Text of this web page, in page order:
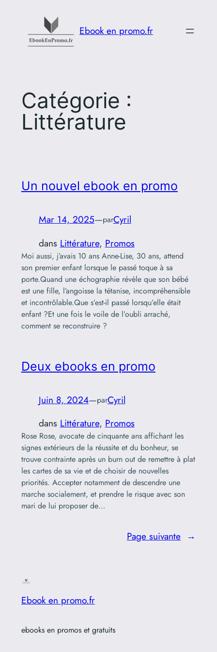
contenu
Ebook en promo.fr
Catégorie :
Littérature
Un nouvel ebook en promo
Mar 14, 2025—parCyril
dans Littérature, Promos
Moi aussi, j’avais 10 ans Anne-Lise, 30 ans, attend
son premier enfant lorsque le passé toque à sa
porte.Quand une échographie révèle que son bébé
est une fille, l’angoisse la tétanise, incompréhensible
et incontrôlable.Que s’est-il passé lorsqu’elle était
enfant ?Et une fois le voile de l’oubli arraché,
comment se reconstruire ?
Deux ebooks en promo
Juin 8, 2024—parCyril
dans Littérature, Promos
Rose Rose, avocate de cinquante ans affichant les
signes extérieurs de la réussite et du bonheur, se
trouve contrainte après un burn out de remettre à plat
les cartes de sa vie et de choisir de nouvelles
priorités. Accepter notamment de descendre une
marche socialement, et prendre le risque avec son
mari de lui proposer de…
Page suivante →
Ebook en promo.fr
ebooks en promos et gratuits